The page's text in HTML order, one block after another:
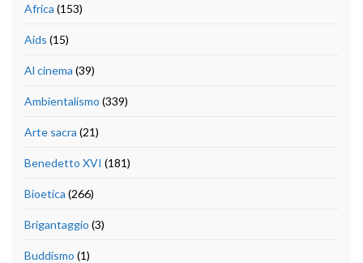
Africa (153)
Aids (15)
Al cinema (39)
Ambientalismo (339)
Arte sacra (21)
Benedetto XVI (181)
Bioetica (266)
Brigantaggio (3)
Buddismo (1)